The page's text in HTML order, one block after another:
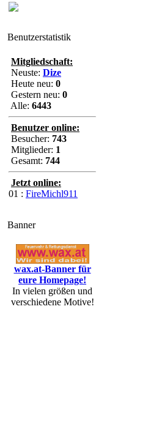
Benutzerstatistik
Mitgliedschaft:
Neuste: Dize
Heute neu: 0
Gestern neu: 0
Alle: 6443
Benutzer online:
Besucher: 743
Mitglieder: 1
Gesamt: 744
Jetzt online:
01 : FireMichl911
Banner
wax.at-Banner für
eure Homepage!
In vielen größen und
verschiedene Motive!